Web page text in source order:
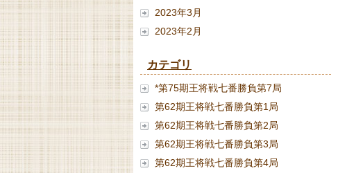
2023年3月
2023年2月
カテゴリ
*第75期王将戦七番勝負第7局
第62期王将戦七番勝負第1局
第62期王将戦七番勝負第2局
第62期王将戦七番勝負第3局
第62期王将戦七番勝負第4局